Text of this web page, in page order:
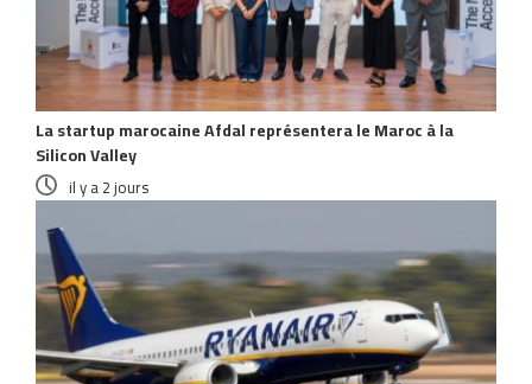
La startup marocaine Afdal représentera le Maroc à la
Silicon Valley
il y a 2 jours